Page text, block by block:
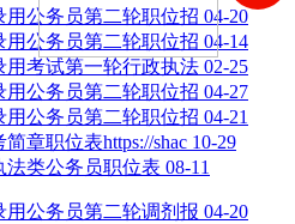
用公务员第二轮职位招 04-20
用公务员第二轮职位招 04-14
用考试第一轮行政执法 02-25
用公务员第二轮职位招 04-27
用公务员第二轮职位招 04-21
章职位表https://shac 10-29
法类公务员职位表 08-11
用公务员第二轮调剂报 04-20